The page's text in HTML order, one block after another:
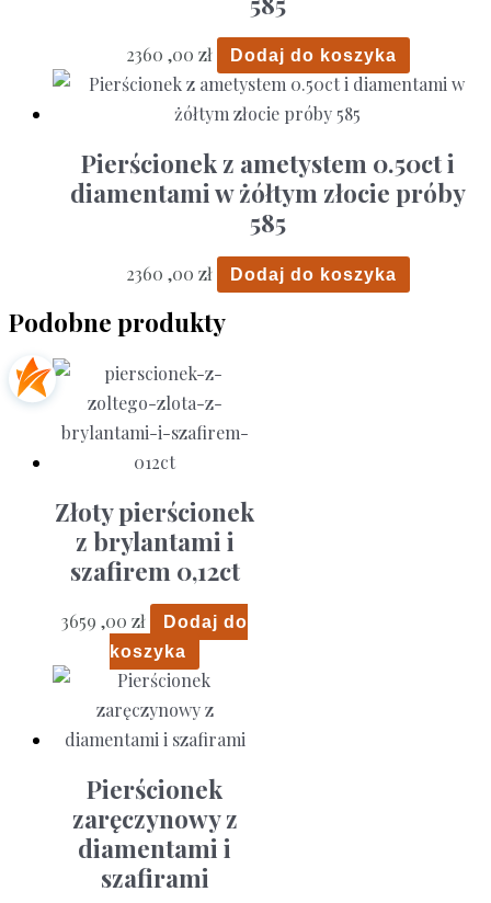
2360 ,00 zł Dodaj do koszyka
Pierścionek z ametystem 0.50ct i
diamentami w żółtym złocie próby
585
2360 ,00 zł Dodaj do koszyka
Podobne produkty
Złoty pierścionek
z brylantami i
szafirem 0,12ct
3659 ,00 zł
Dodaj do
koszyka
Pierścionek
zaręczynowy z
diamentami i
szafirami